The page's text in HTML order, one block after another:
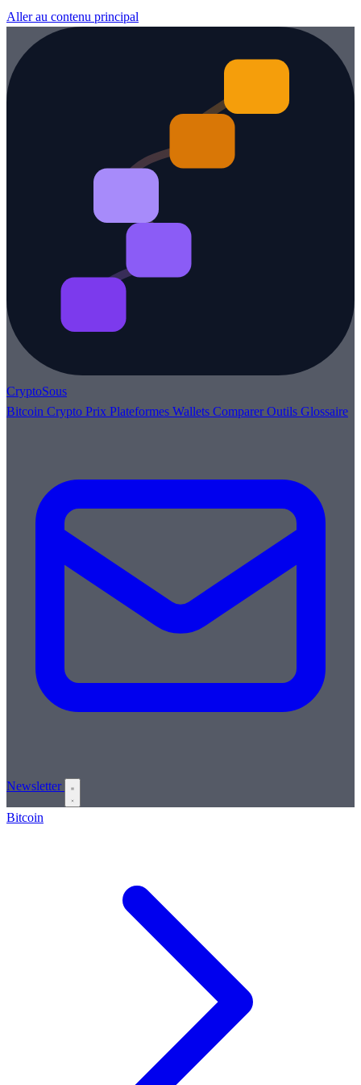
Aller au contenu principal
CryptoSous
Bitcoin Crypto Prix Plateformes Wallets ComparerOutils Glossaire
Newsletter
Bitcoin